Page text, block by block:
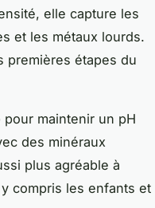
elle capture les
et les métaux lourds.
premières étapes du
pour maintenir un pH
des minéraux
plus agréable à
compris les enfants et